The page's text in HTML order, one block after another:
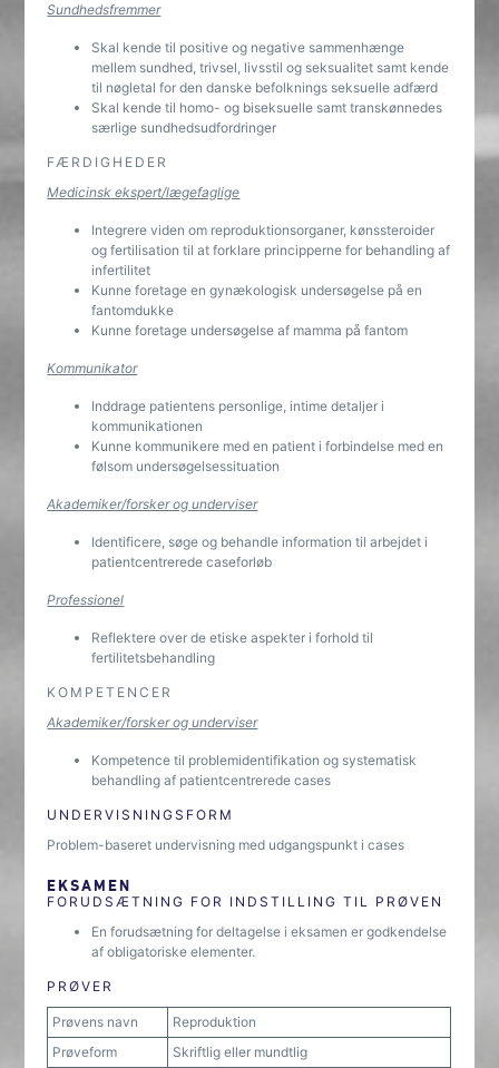
Sundhedsfremmer
Skal kende til positive og negative sammenhænge
mellem sundhed, trivsel, livsstil og seksualitet samt kende
til nøgletal for den danske befolknings seksuelle adfærd
Skal kende til homo- og biseksuelle samt transkønnedes
særlige sundhedsudfordringer
FÆRDIGHEDER
Medicinsk ekspert/lægefaglige
Integrere viden om reproduktionsorganer, kønssteroider
og fertilisation til at forklare principperne for behandling af
infertilitet
Kunne foretage en gynækologisk undersøgelse på en
fantomdukke
Kunne foretage undersøgelse af mamma på fantom
Kommunikator
Inddrage patientens personlige, intime detaljer i
kommunikationen
Kunne kommunikere med en patient i forbindelse med en
følsom undersøgelsessituation
Akademiker/forsker og underviser
Identificere, søge og behandle information til arbejdet i
patientcentrerede caseforløb
Professionel
Reflektere over de etiske aspekter i forhold til
fertilitetsbehandling
KOMPETENCER
Akademiker/forsker og underviser
Kompetence til problemidentifikation og systematisk
behandling af patientcentrerede cases
UNDERVISNINGSFORM
Problem-baseret undervisning med udgangspunkt i cases
EKSAMEN
FORUDSÆTNING FOR INDSTILLING TIL PRØVEN
En forudsætning for deltagelse i eksamen er godkendelse
af obligatoriske elementer.
PRØVER
Prøvens navn
Reproduktion
Prøveform
Skriftlig eller mundtlig